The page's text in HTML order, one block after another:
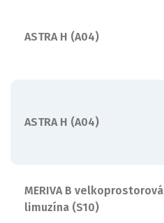
ASTRA H (A04)
ASTRA H (A04)
MERIVA B velkoprostorová
limuzína (S10)